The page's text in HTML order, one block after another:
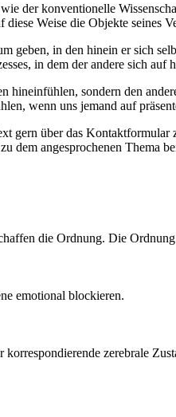
der konventionelle
Weise die Objekte seines
geben, in den hinein er sich
in dem der andere sich auf
hineinfühlen, sondern den
wenn uns jemand auf
gern über das
dem angesprochenen Thema
die Ordnung. Die
emotional blockieren.
zerebrale